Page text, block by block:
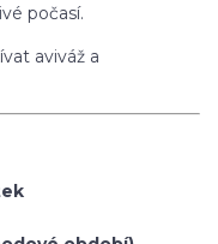
počasí.
aviváž a